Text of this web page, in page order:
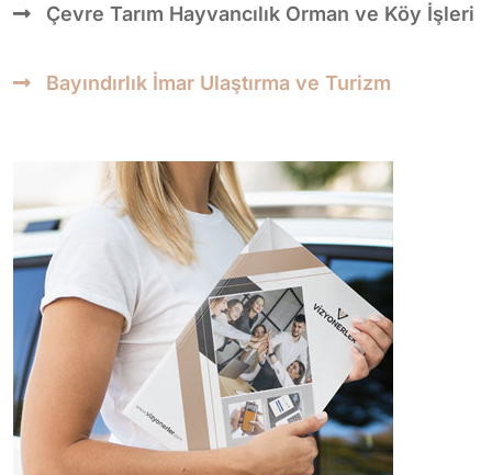
Çevre Tarım Hayvancılık Orman ve Köy İşleri
Bayındırlık İmar Ulaştırma ve Turizm